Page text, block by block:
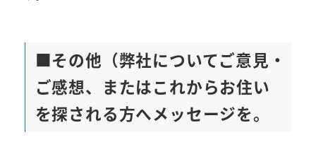
■その他（弊社についてご意見・
ご感想、またはこれからお住い
を探される方へメッセージを。